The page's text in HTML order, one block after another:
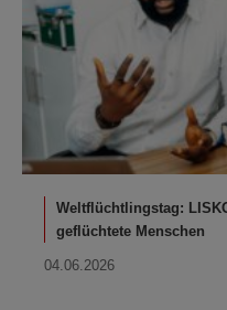
Weltflüchtlingstag:
geflüchtete Menschen
04.06.2026